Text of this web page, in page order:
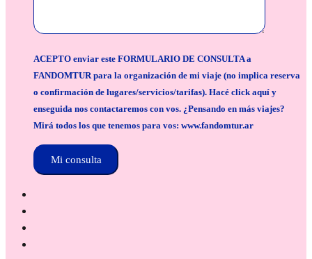
ACEPTO enviar este FORMULARIO DE CONSULTA a
FANDOMTUR para la organización de mi viaje (no implica reserva
o confirmación de lugares/servicios/tarifas). Hacé click aquí y
enseguida nos contactaremos con vos. ¿Pensando en más viajes?
Mirá todos los que tenemos para vos: www.fandomtur.ar